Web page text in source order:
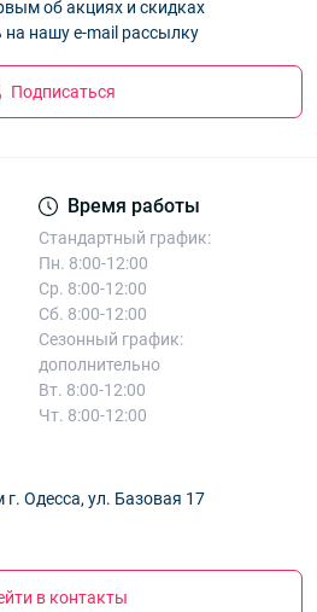
1— 140.40 ₴
об акциях и скидках
на нашу e-mail рассылку
Подписаться
Время работы
Стандартный график:
Пн. 8:00-12:00
Ср. 8:00-12:00
Сб. 8:00-12:00
Сезонный график:
дополнительно
Вт. 8:00-12:00
Чт. 8:00-12:00
Одесса, ул. Базовая 17
в контакты